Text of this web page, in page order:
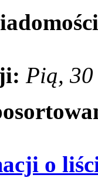
Pią,
o